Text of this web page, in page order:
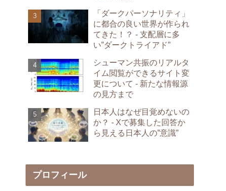
「ダークパーソナリティ」
に都合の良い世界が作られ
てきた！？ - 支配層に多
い”ダークトライアド”
シューマン共振のリアルタ
イム閲覧ができるサイト変
更について - 新たな情報源
の見方まで
日本人はなぜ目覚めないの
か？ - Xで募集した回答か
ら見える日本人の”意識”
プロフィール